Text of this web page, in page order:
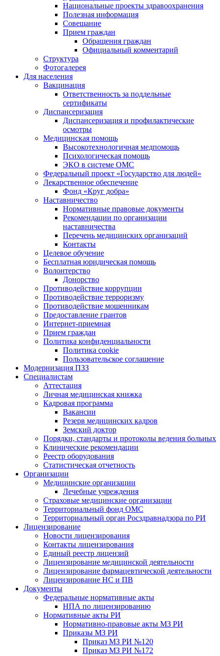
Национальные проекты здравоохранения
Полезная информация
Совещание
Прием граждан
Обращения граждан
Официальный комментарий
Структура
Фотогалерея
Для населения
Вакцинация
Ответственность за поддельные
сертификаты
Диспансеризация
Диспансеризация и профилактические
осмотры
Медицинская помощь
Высокотехнологичная медпомощь
Психологическая помощь
ЭКО в системе ОМС
Федеральный проект «Государство для людей»
Лекарственное обеспечение
Фонд «Круг добра»
Наставничество
Нормативные правовые документы
Рекомендации по организации
наставничества
Перечень медицинских организаций
Контакты
Целевое обучение
Бесплатная юридическая помощь
Волонтерство
Донорство
Противодействие коррупции
Противодействие терроризму
Противодействие мошенникам
Предоставление грантов
Интернет-приемная
Прием граждан
Политика конфиденциальности
Политика cookie
Пользовательское соглашение
Модернизация ПЗЗ
Специалистам
Аттестация
Личная медицинская книжка
Кадровая программа
Вакансии
Резерв медицинских кадров
Земский доктор
Порядки, стандарты и протоколы ведения больных
Клинические рекомендации
Реестр оборудования
Статистическая отчетность
Организации
Медицинские организации
Лечебные учреждения
Страховые медицинские организации
Территориальный фонд ОМС
Территориальный орган Росздравнадзора по РИ
Лицензирование
Новости лицензирования
Контакты лицензирования
Единый реестр лицензий
Лицензирование медицинской деятельности
Лицензирование фармацевтической деятельности
Лицензирование НС и ПВ
Документы
Федеральные нормативные акты
НПА по лицензированию
Нормативные акты РИ
Нормативно-правовые акты МЗ РИ
Приказы МЗ РИ
Приказ МЗ РИ №120
Приказ МЗ РИ №172